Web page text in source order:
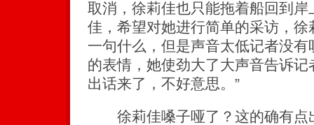
取消，徐莉佳也只能拖着船回到
佳，希望对她进行简单的采访，
一句什么，但是声音太低记者没
的表情，她使劲大了大声音告诉记
出话来了，不好意思。”
徐莉佳嗓子哑了？这的确有点